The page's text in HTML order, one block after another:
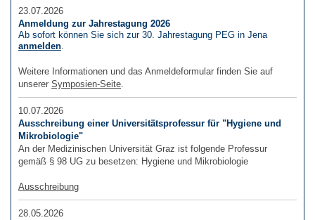
23.07.2026
Anmeldung zur Jahrestagung 2026
Ab sofort können Sie sich zur 30. Jahrestagung PEG in Jena
anmelden.
Weitere Informationen und das Anmeldeformular finden Sie auf
unserer Symposien-Seite.
10.07.2026
Ausschreibung einer Universitätsprofessur für "Hygiene und
Mikrobiologie"
An der Medizinischen Universität Graz ist folgende Professur
gemäß § 98 UG zu besetzen: Hygiene und Mikrobiologie
Ausschreibung
28.05.2026